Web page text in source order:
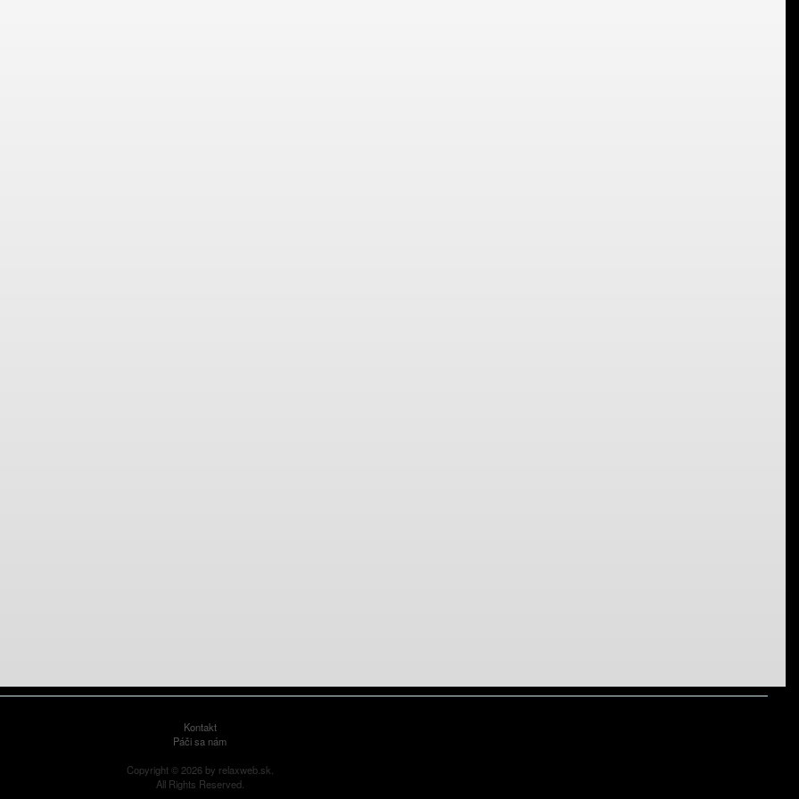
Kontakt
Páči sa nám
Copyright © 2026 by relaxweb.sk.
All Rights Reserved.